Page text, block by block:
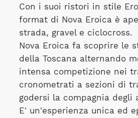
Con i suoi ristori in stile
format di Nova Eroica è
strada, gravel e ciclocross.
Nova Eroica fa scoprire le
della Toscana alternando
intensa competizione nei
cronometrati a sezioni di
godersi la compagnia
E' un'esperienza unica ed